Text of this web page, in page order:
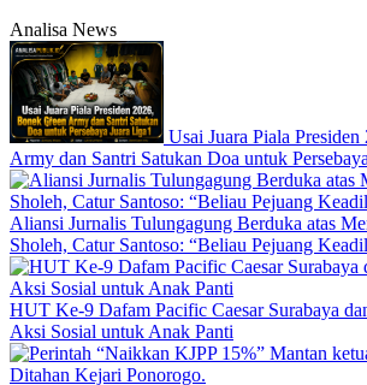
Analisa News
Usai Juara Piala
Army dan Santri Satukan Doa untuk
Aliansi Jurnalis Tulungagung Berduka atas
Sholeh, Catur Santoso: “Beliau Pejuang
HUT Ke-9 Dafam Pacific Caesar Surabaya
Aksi Sosial untuk Anak Panti